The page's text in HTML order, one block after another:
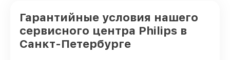
Гарантийные условия нашего
сервисного центра Philips в
Санкт-Петербурге